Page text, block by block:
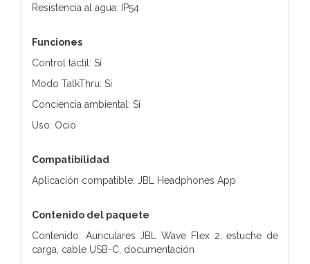
Resistencia al agua: IP54
Funciones
Control táctil: Sí
Modo TalkThru: Sí
Conciencia ambiental: Sí
Uso: Ocio
Compatibilidad
Aplicación compatible: JBL Headphones App
Contenido del paquete
Contenido: Auriculares JBL Wave Flex 2, estuche de
carga, cable USB-C, documentación